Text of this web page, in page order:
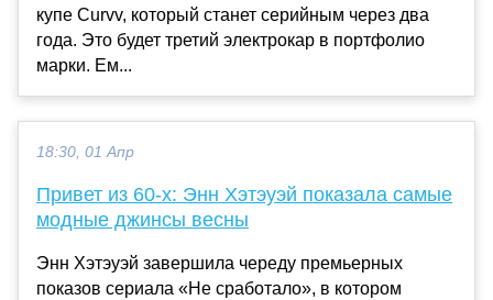
купе Curvv, который станет серийным через два
года. Это будет третий электрокар в портфолио
марки. Ем...
18:30, 01 Апр
Привет из 60-х: Энн Хэтэуэй показала самые
модные джинсы весны
Энн Хэтэуэй завершила череду премьерных
показов сериала «Не сработало», в котором